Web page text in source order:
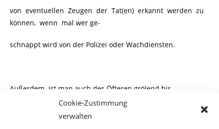
Cookie-Zustimmung
verwalten
von eventuellen Zeugen der Tat(en) erkannt werden zu
können, wenn mal wer ge-
schnappt wird von der Polizei oder Wachdiensten.
Außerdem ist man auch des Öfteren grölend bis
randalierend durch die Straßen und Gas-